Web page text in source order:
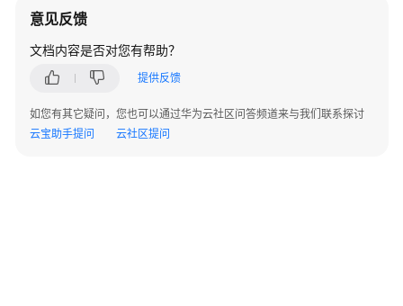
与
日
志
证
证
意见反馈
文档内容是否对您有帮助？
提供反馈
如您有其它疑问，您也可以通过华为云社区问答频道来与我们联系探讨
云宝助手提问
云社区提问